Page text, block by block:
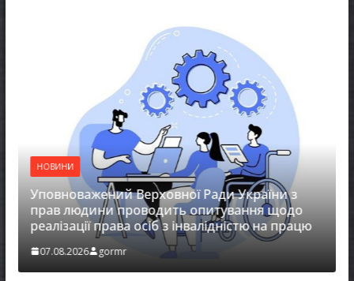
НОВИНИ
Уповноважений Верховної Ради України з
прав людини проводить опитування щодо
реалізації права осіб з інвалідністю на працю
07.08.2026 gormr